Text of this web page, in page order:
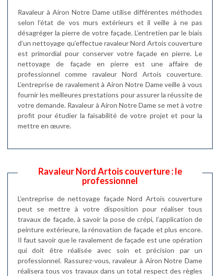
Ravaleur à Airon Notre Dame utilise différentes méthodes
selon l’état de vos murs extérieurs et il veille à ne pas
désagréger la pierre de votre façade. L’entretien par le biais
d’un nettoyage qu’effectue ravaleur Nord Artois couverture
est primordial pour conserver votre façade en pierre. Le
nettoyage de façade en pierre est une affaire de
professionnel comme ravaleur Nord Artois couverture.
L’entreprise de ravalement à Airon Notre Dame veille à vous
fournir les meilleures prestations pour assurer la réussite de
votre demande. Ravaleur à Airon Notre Dame se met à votre
profit pour étudier la faisabilité de votre projet et pour la
mettre en œuvre.
Ravaleur Nord Artois couverture : le
professionnel
L’entreprise de nettoyage façade Nord Artois couverture
peut se mettre à votre disposition pour réaliser tous
travaux de façade, à savoir la pose de crépi, l’application de
peinture extérieure, la rénovation de façade et plus encore.
Il faut savoir que le ravalement de façade est une opération
qui doit être réalisée avec soin et précision par un
professionnel. Rassurez-vous, ravaleur à Airon Notre Dame
réalisera tous vos travaux dans un total respect des règles